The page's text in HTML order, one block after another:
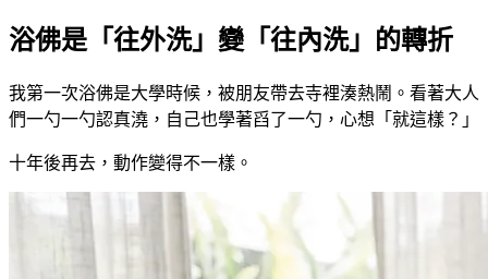
浴佛是「往外洗」變「往內洗」的轉折
我第一次浴佛是大學時候，被朋友帶去寺裡湊熱鬧。看著大人
們一勺一勺認真澆，自己也學著舀了一勺，心想「就這樣？」
十年後再去，動作變得不一樣。